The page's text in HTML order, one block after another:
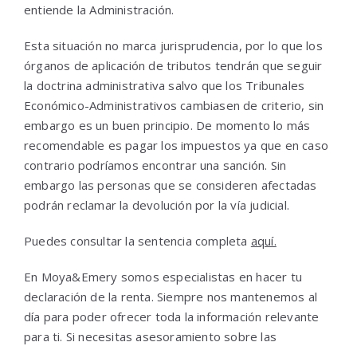
entiende la Administración.
Esta situación no marca jurisprudencia, por lo que los
órganos de aplicación de tributos tendrán que seguir
la doctrina administrativa salvo que los Tribunales
Económico-Administrativos cambiasen de criterio, sin
embargo es un buen principio. De momento lo más
recomendable es pagar los impuestos ya que en caso
contrario podríamos encontrar una sanción. Sin
embargo las personas que se consideren afectadas
podrán reclamar la devolución por la vía judicial.
Puedes consultar la sentencia completa aquí.
En Moya&Emery somos especialistas en hacer tu
declaración de la renta. Siempre nos mantenemos al
día para poder ofrecer toda la información relevante
para ti. Si necesitas asesoramiento sobre las